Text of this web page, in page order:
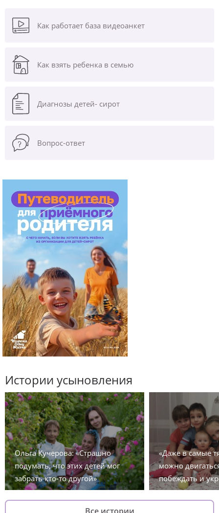
Как работает база видеоанкет
Как взять ребенка в семью
Диагнозы детей- сирот
Вопрос-ответ
Истории усыновления
Ольга Кучерова: «Страшно
подумать, что этих детей мог
забрать кто-то другой»
«Даже в самые
можно
побеждать и